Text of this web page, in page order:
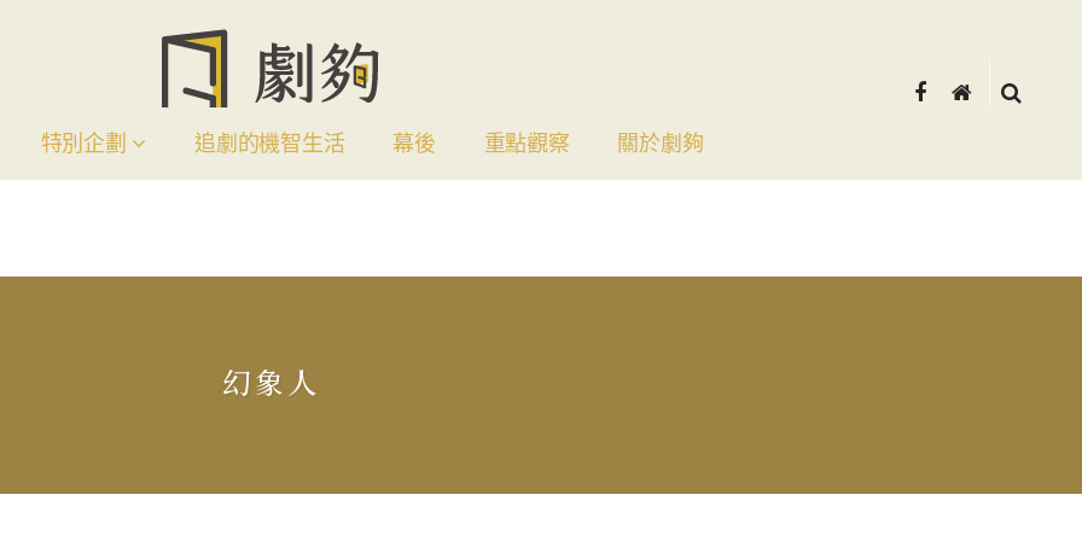
特別企劃 追劇的機智生活 幕後 重點觀察 關於劇夠
幻象人